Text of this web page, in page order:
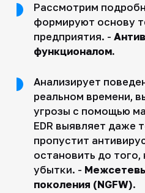
Рассмотрим
формируют основу
предприятия. -
функционалом.
Анализирует
реальном времени,
угрозы с помощью
EDR выявляет даже
пропустит
остановить до того,
убытки. -
поколения (NGFW).